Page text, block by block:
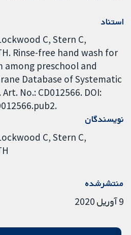
استناد
C, Stern C,
Rinse-free hand wash for
among preschool and
Database of Systematic
No.: CD012566. DOI:
نویسندگان
C Stern C
منتشرشده
9 آوریل 2020